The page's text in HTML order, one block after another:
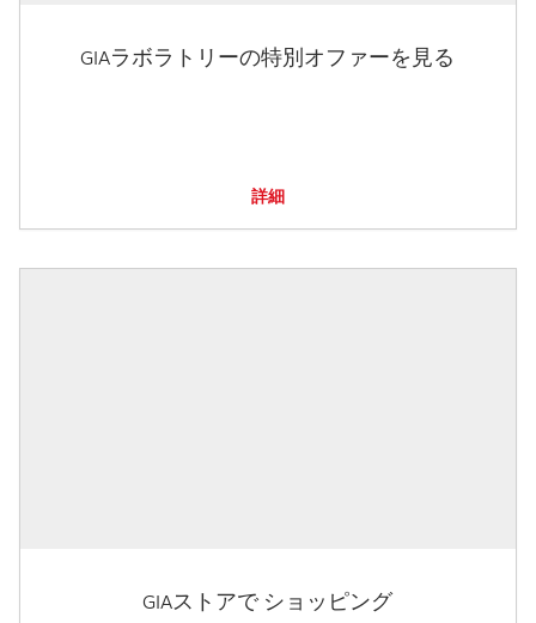
GIAラボラトリーの特別オファーを見る
詳細
GIAストアで ショッピング